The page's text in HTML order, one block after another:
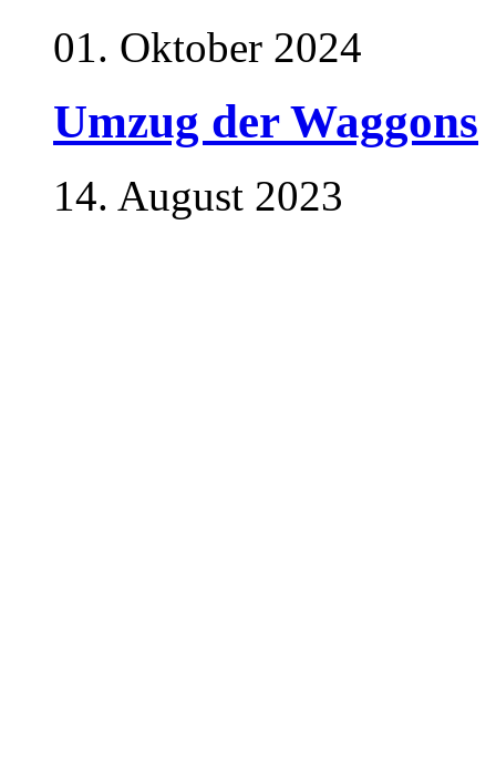
01. Oktober 2024
Umzug der Waggons
14. August 2023